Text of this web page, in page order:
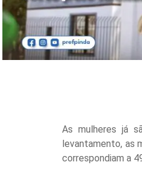
As mulheres já
levantamento, as
correspondiam a